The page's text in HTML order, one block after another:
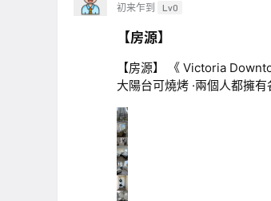
初来乍到 Lv0
【房源】
【房源】 《 Victoria
大陽台可燒烤 ·兩個人都擁